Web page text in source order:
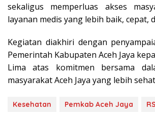
sekaligus memperluas akses
layanan medis yang lebih baik, cepat,
Kegiatan diakhiri dengan
Pemerintah Kabupaten Aceh Jaya
Lima atas komitmen bersama
masyarakat Aceh Jaya yang lebih
Kesehatan Pemkab Aceh Jaya